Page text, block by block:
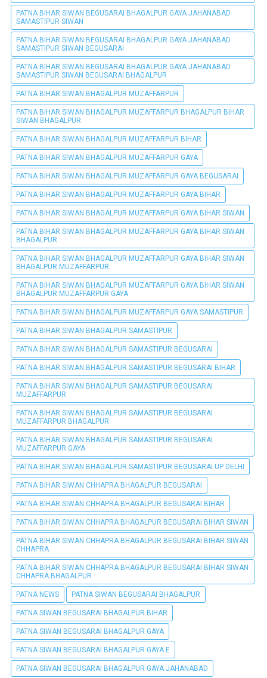
PATNA BIHAR SIWAN BEGUSARAI BHAGALPUR GAYA JAHANABAD
SAMASTIPUR SIWAN
PATNA BIHAR SIWAN BEGUSARAI BHAGALPUR GAYA JAHANABAD
SAMASTIPUR SIWAN BEGUSARAI
PATNA BIHAR SIWAN BEGUSARAI BHAGALPUR GAYA JAHANABAD
SAMASTIPUR SIWAN BEGUSARAI BHAGALPUR
PATNA BIHAR SIWAN BHAGALPUR MUZAFFARPUR
PATNA BIHAR SIWAN BHAGALPUR MUZAFFARPUR BHAGALPUR BIHAR
SIWAN BHAGALPUR
PATNA BIHAR SIWAN BHAGALPUR MUZAFFARPUR BIHAR
PATNA BIHAR SIWAN BHAGALPUR MUZAFFARPUR GAYA
PATNA BIHAR SIWAN BHAGALPUR MUZAFFARPUR GAYA BEGUSARAI
PATNA BIHAR SIWAN BHAGALPUR MUZAFFARPUR GAYA BIHAR
PATNA BIHAR SIWAN BHAGALPUR MUZAFFARPUR GAYA BIHAR SIWAN
PATNA BIHAR SIWAN BHAGALPUR MUZAFFARPUR GAYA BIHAR SIWAN
BHAGALPUR
PATNA BIHAR SIWAN BHAGALPUR MUZAFFARPUR GAYA BIHAR SIWAN
BHAGALPUR MUZAFFARPUR
PATNA BIHAR SIWAN BHAGALPUR MUZAFFARPUR GAYA BIHAR SIWAN
BHAGALPUR MUZAFFARPUR GAYA
PATNA BIHAR SIWAN BHAGALPUR MUZAFFARPUR GAYA SAMASTIPUR
PATNA BIHAR SIWAN BHAGALPUR SAMASTIPUR
PATNA BIHAR SIWAN BHAGALPUR SAMASTIPUR BEGUSARAI
PATNA BIHAR SIWAN BHAGALPUR SAMASTIPUR BEGUSARAI BIHAR
PATNA BIHAR SIWAN BHAGALPUR SAMASTIPUR BEGUSARAI
MUZAFFARPUR
PATNA BIHAR SIWAN BHAGALPUR SAMASTIPUR BEGUSARAI
MUZAFFARPUR BHAGALPUR
PATNA BIHAR SIWAN BHAGALPUR SAMASTIPUR BEGUSARAI
MUZAFFARPUR GAYA
PATNA BIHAR SIWAN BHAGALPUR SAMASTIPUR BEGUSARAI UP DELHI
PATNA BIHAR SIWAN CHHAPRA BHAGALPUR BEGUSARAI
PATNA BIHAR SIWAN CHHAPRA BHAGALPUR BEGUSARAI BIHAR
PATNA BIHAR SIWAN CHHAPRA BHAGALPUR BEGUSARAI BIHAR SIWAN
PATNA BIHAR SIWAN CHHAPRA BHAGALPUR BEGUSARAI BIHAR SIWAN
CHHAPRA
PATNA BIHAR SIWAN CHHAPRA BHAGALPUR BEGUSARAI BIHAR SIWAN
CHHAPRA BHAGALPUR
PATNA NEWS PATNA SIWAN BEGUSARAI BHAGALPUR
PATNA SIWAN BEGUSARAI BHAGALPUR BIHAR
PATNA SIWAN BEGUSARAI BHAGALPUR GAYA
PATNA SIWAN BEGUSARAI BHAGALPUR GAYA E
PATNA SIWAN BEGUSARAI BHAGALPUR GAYA JAHANABAD